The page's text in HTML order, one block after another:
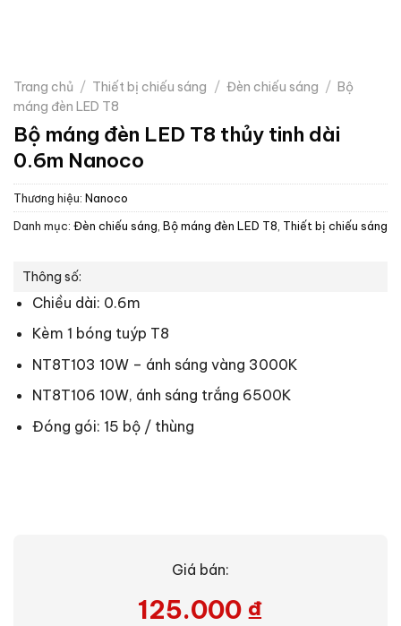
Trang chủ / Thiết bị chiếu sáng / Đèn chiếu sáng / Bộ
máng đèn LED T8
Bộ máng đèn LED T8 thủy tinh dài
0.6m Nanoco
Thương hiệu: Nanoco
Danh mục: Đèn chiếu sáng Bộ máng đèn LED T8 Thiết bị chiếu sáng
Thông số:
Chiều dài: 0.6m
Kèm 1 bóng tuýp T8
NT8T103 10W – ánh sáng vàng 3000K
NT8T106 10W, ánh sáng trắng 6500K
Đóng gói: 15 bộ / thùng
Giá bán:
125.000 ₫